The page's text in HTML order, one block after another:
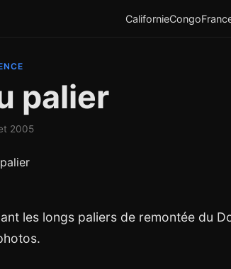
CalifornieCongo
palier
2005
les longs paliers de remontée du